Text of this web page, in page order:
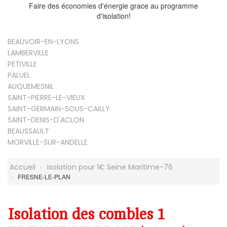
Faire des économies d'énergie grace au programme
d'isolation!
BEAUVOIR-EN-LYONS
LAMBERVILLE
PETIVILLE
PALUEL
AUQUEMESNIL
SAINT-PIERRE-LE-VIEUX
SAINT-GERMAIN-SOUS-CAILLY
SAINT-DENIS-D'ACLON
BEAUSSAULT
MORVILLE-SUR-ANDELLE
Accueil Isolation pour 1€ Seine Maritime-76
FRESNE-LE-PLAN
Isolation des combles 1